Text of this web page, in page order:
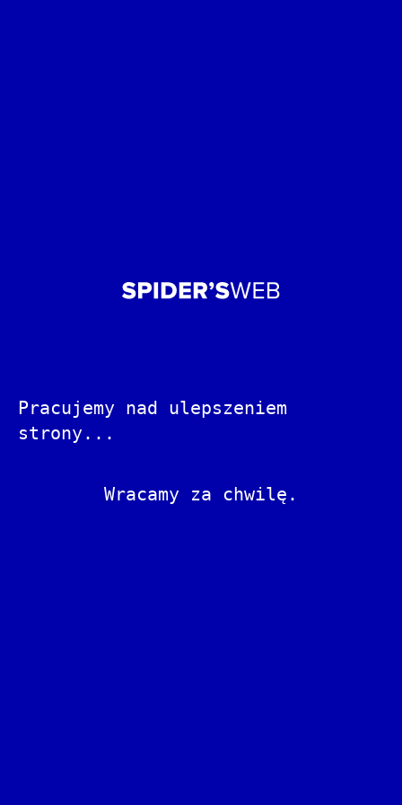
Pracujemy nad ulepszeniem
strony...
Wracamy za chwilę.